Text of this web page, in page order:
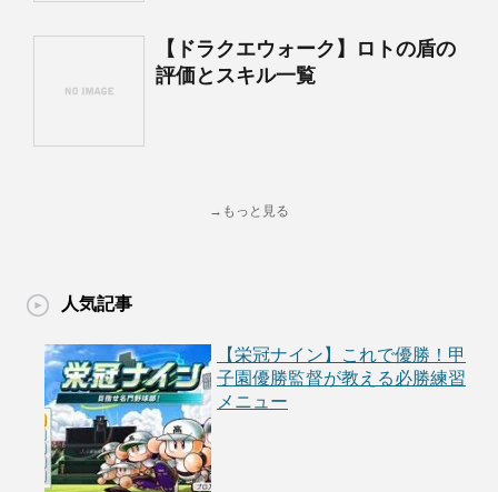
【ドラクエウォーク】ロトの盾の
評価とスキル一覧
→もっと見る
人気記事
【栄冠ナイン】これで優勝！甲
子園優勝監督が教える必勝練習
メニュー